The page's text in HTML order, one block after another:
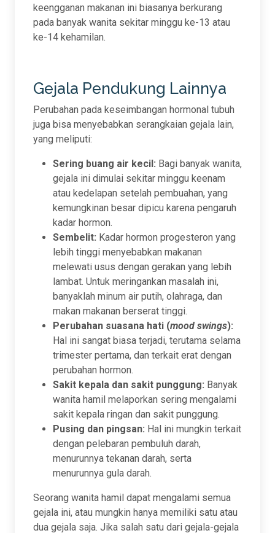
keengganan makanan ini biasanya berkurang
pada banyak wanita sekitar minggu ke-13 atau
ke-14 kehamilan.
Gejala Pendukung Lainnya
Perubahan pada keseimbangan hormonal tubuh
juga bisa menyebabkan serangkaian gejala lain,
yang meliputi:
Sering buang air kecil: Bagi banyak wanita,
gejala ini dimulai sekitar minggu keenam
atau kedelapan setelah pembuahan, yang
kemungkinan besar dipicu karena pengaruh
kadar hormon.
Sembelit: Kadar hormon progesteron yang
lebih tinggi menyebabkan makanan
melewati usus dengan gerakan yang lebih
lambat. Untuk meringankan masalah ini,
banyaklah minum air putih, olahraga, dan
makan makanan berserat tinggi.
Perubahan suasana hati (mood swings):
Hal ini sangat biasa terjadi, terutama selama
trimester pertama, dan terkait erat dengan
perubahan hormon.
Sakit kepala dan sakit punggung: Banyak
wanita hamil melaporkan sering mengalami
sakit kepala ringan dan sakit punggung.
Pusing dan pingsan: Hal ini mungkin terkait
dengan pelebaran pembuluh darah,
menurunnya tekanan darah, serta
menurunnya gula darah.
Seorang wanita hamil dapat mengalami semua
gejala ini, atau mungkin hanya memiliki satu atau
dua gejala saja. Jika salah satu dari gejala-gejala